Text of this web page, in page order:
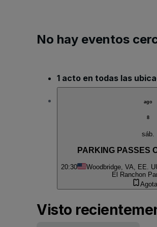
No hay eventos
1 acto en todas las
ago
8
sáb.
PARKING PASSES
20:30 Woodbridge, VA, EE.
El Ranchon
Visto